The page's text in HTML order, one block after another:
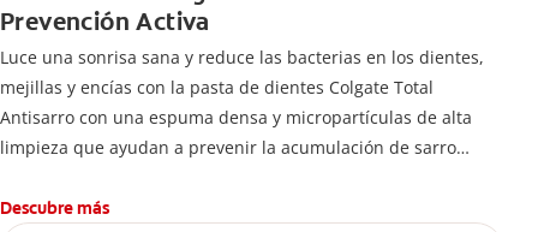
Prevención Activa
Luce una sonrisa sana y reduce las bacterias en los dientes,
mejillas y encías con la pasta de dientes Colgate Total
Antisarro con una espuma densa y micropartículas de alta
limpieza que ayudan a prevenir la acumulación de sarro
Descubre más